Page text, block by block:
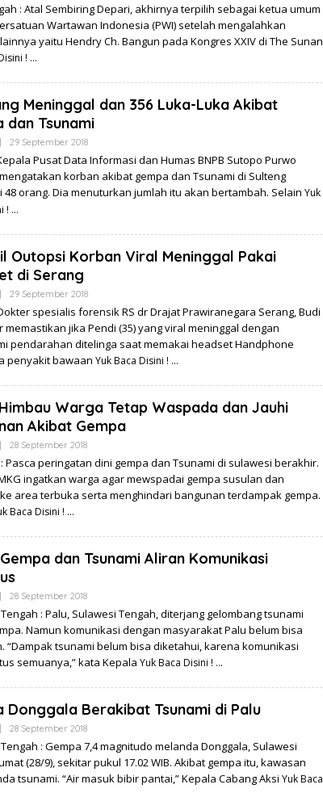
Sutan
Rais
: Atal Sembiring Depari, akhirnya terpilih sebagai ketua umum
Wartawan Indonesia (PWI) setelah mengalahkan
yaitu Hendry Ch. Bangun pada Kongres XXIV di The Sunan
!
Meninggal dan 356 Luka-Luka Akibat
dan Tsunami
| 29 September 2018Oleh
Pusat Data Informasi dan Humas BNPB Sutopo Purwo
korban akibat gempa dan Tsunami di Sulteng
48 orang. Dia menuturkan jumlah itu akan bertambah. Selain Yuk
!
Outopsi Korban Viral Meninggal Pakai
di Serang
| 29 September 2018Oleh
spesialis forensik RS dr Drajat Prawiranegara Serang, Budi
memastikan jika Pendi (35) yang viral meninggal dengan
pendarahan ditelinga saat memakai headset Handphone
penyakit bawaan Yuk Baca Disini !
Warga Tetap Waspada dan Jauhi
Akibat Gempa
| 28 September 2018Oleh
Pasca peringatan dini gempa dan Tsunami di sulawesi berakhir.
ingatkan warga agar mewspadai gempa susulan dan
area terbuka serta menghindari bangunan terdampak gempa.
Baca Disini !
dan Tsunami Aliran Komunikasi
| 28 September 2018Oleh
: Palu, Sulawesi Tengah, diterjang gelombang tsunami
Namun komunikasi dengan masyarakat Palu belum bisa
“Dampak tsunami belum bisa diketahui, karena komunikasi
semuanya,” kata Kepala Yuk Baca Disini !
Donggala Berakibat Tsunami di Palu
| 28 September 2018Oleh
: Gempa 7,4 magnitudo melanda Donggala, Sulawesi
(28/9), sekitar pukul 17.02 WIB. Akibat gempa itu, kawasan
tsunami. “Air masuk bibir pantai,” Kepala Cabang Aksi Yuk Baca